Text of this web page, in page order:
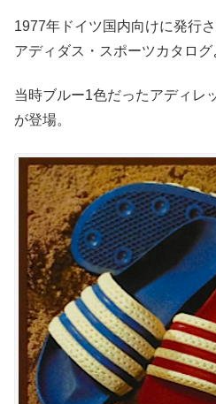
1977年ドイツ国内向けに発行
アディダス・スポーツカタログ
当時ブルー1色だったアディレ
が登場。